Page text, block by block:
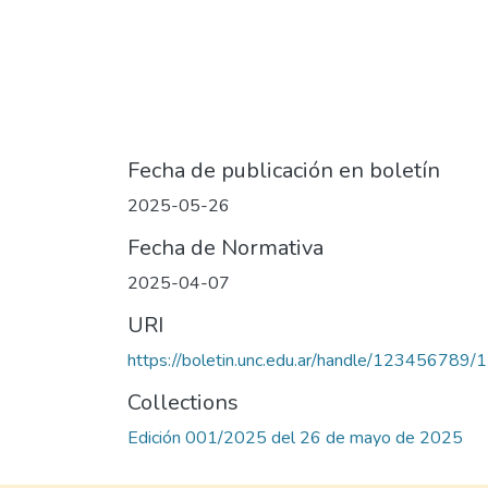
Fecha de publicación en boletín
2025-05-26
Fecha de Normativa
2025-04-07
URI
https://boletin.unc.edu.ar/handle/123456789/
Collections
Edición 001/2025 del 26 de mayo de 2025